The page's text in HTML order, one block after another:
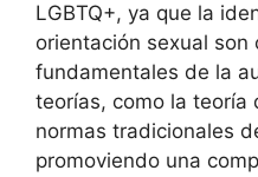
LGBTQ+, ya que la
orientación sexual son
fundamentales de la
teorías, como la teoría
normas tradicionales
promoviendo una